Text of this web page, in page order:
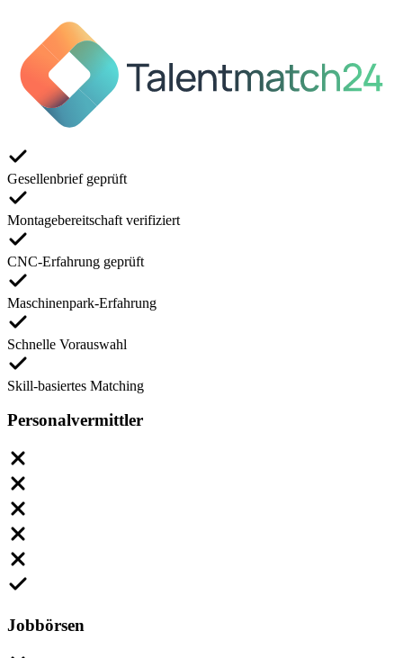
Gesellenbrief geprüft
Montagebereitschaft verifiziert
CNC-Erfahrung geprüft
Maschinenpark-Erfahrung
Schnelle Vorauswahl
Skill-basiertes Matching
Personalvermittler
Jobbörsen